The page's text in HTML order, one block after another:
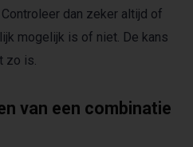
dan zeker altijd of
mogelijk is of niet. De kans
zo is.
van een combinatie